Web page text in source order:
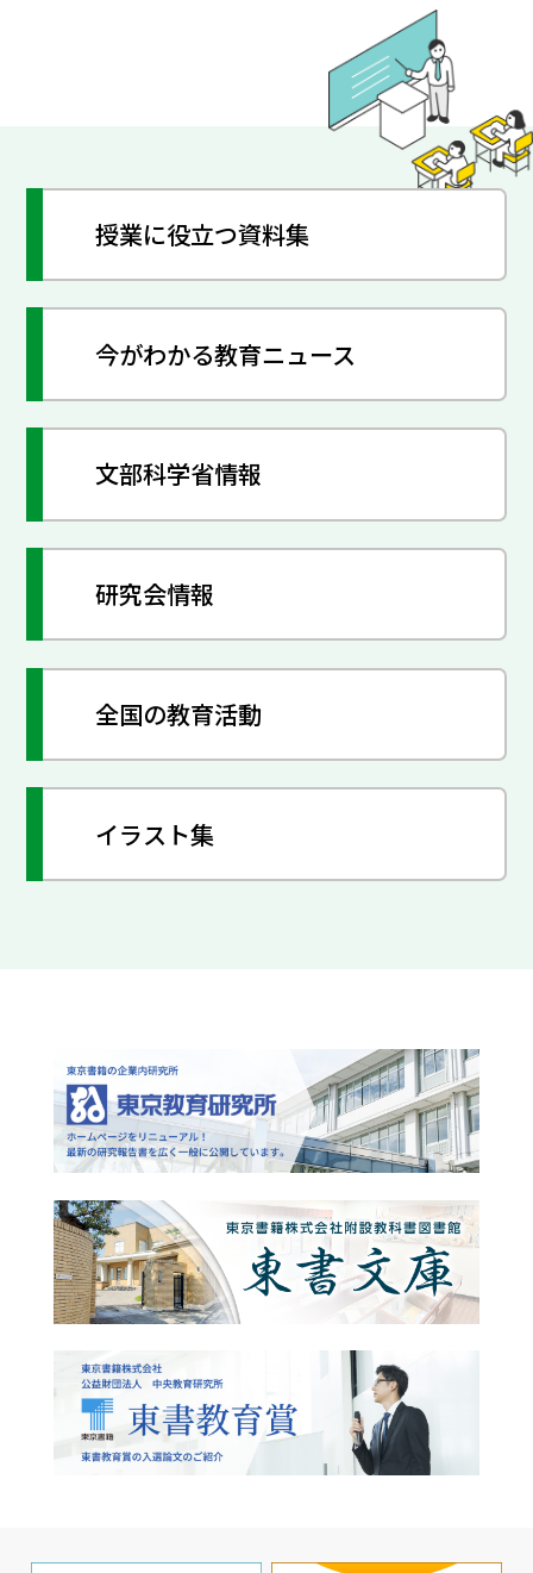
授業に役立つ資料集
今がわかる教育ニュース
文部科学省情報
研究会情報
全国の教育活動
イラスト集